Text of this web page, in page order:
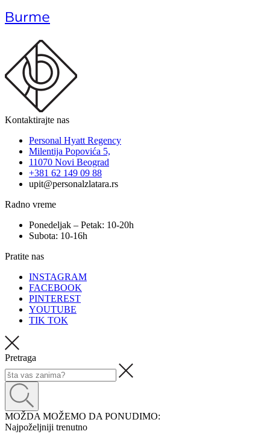
Burme
Kontaktirajte nas
Personal Hyatt Regency
Milentija Popovića 5,
11070 Novi Beograd
+381 62 149 09 88
upit@personalzlatara.rs
Radno vreme
Ponedeljak – Petak: 10-20h
Subota: 10-16h
Pratite nas
INSTAGRAM
FACEBOOK
PINTEREST
YOUTUBE
TIK TOK
Pretraga
MOŽDA MOŽEMO DA PONUDIMO:
Najpoželjniji trenutno